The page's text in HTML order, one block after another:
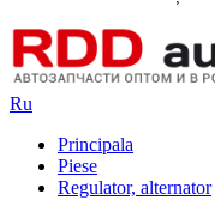
Ru
Principala
Piese
Regulator, alternator